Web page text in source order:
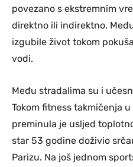
povezano s ekstremnim
direktno ili indirektno.
izgubile život tokom
vodi.
Među stradalima su i
Tokom fitness takmičenja
preminula je usljed
star 53 godine doživio
Parizu. Na još jednom